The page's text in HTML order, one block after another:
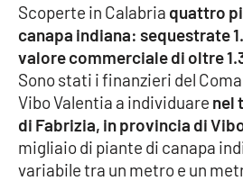
VIDEO
Ambiente
Cronaca
Scoperte in Calabria quattro
canapa indiana: sequestrate
valore commerciale di oltre
Sono stati i finanzieri del
Vibo Valentia a individuare nel
di Fabrizia, in provincia di
migliaio di piante di canapa
variabile tra un metro e un